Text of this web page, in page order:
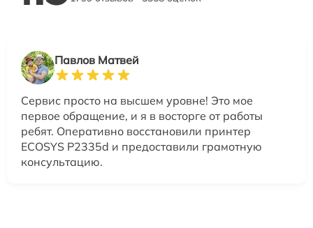
Павлов Матвей
Сервис просто на высшем уровне! Это мое
первое обращение, и я в восторге от работы
ребят. Оперативно восстановили принтер
ECOSYS P2335d и предоставили грамотную
консультацию.